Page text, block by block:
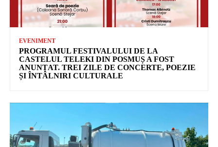
EVENIMENT
PROGRAMUL FESTIVALULUI DE LA
CASTELUL TELEKI DIN POSMUȘ A FOST
ANUNȚAT. TREI ZILE DE CONCERTE, POEZIE
ȘI ÎNTÂLNIRI CULTURALE